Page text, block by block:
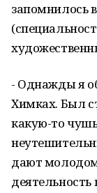
запомнилось
- Однажды я
Химках. Был
какую-то
дают